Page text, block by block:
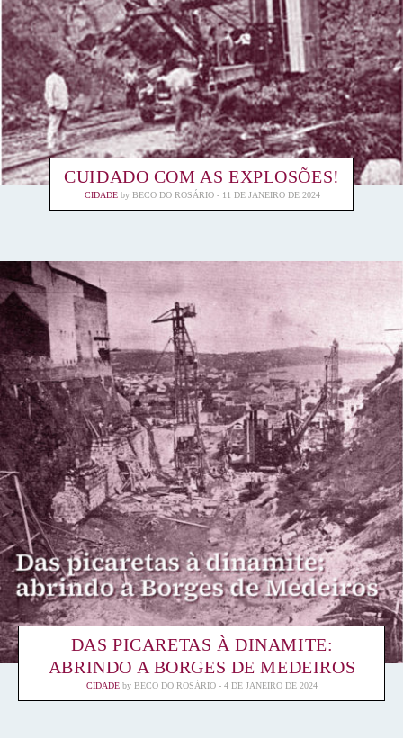
CUIDADO COM AS EXPLOSÕES!
CIDADE by BECO DO ROSÁRIO 11 DE JANEIRO DE 2024
DAS PICARETAS À DINAMITE:
ABRINDO A BORGES DE MEDEIROS
CIDADE by BECO DO ROSÁRIO 4 DE JANEIRO DE 2024